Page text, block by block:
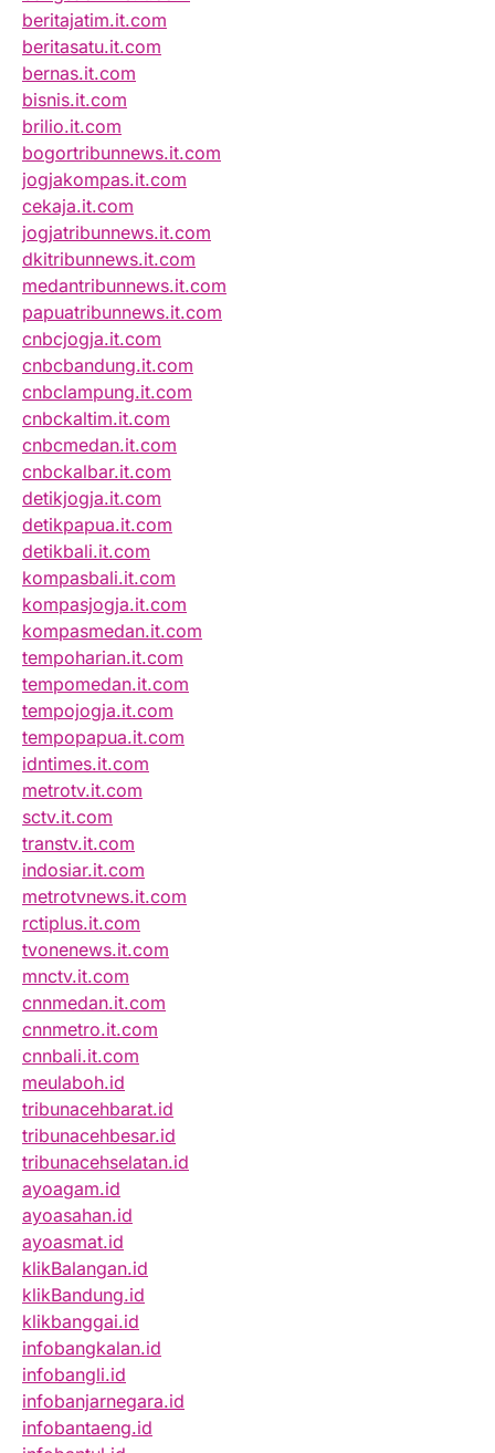
beritajatim.it.com
beritasatu.it.com
bernas.it.com
bisnis.it.com
brilio.it.com
bogortribunnews.it.com
jogjakompas.it.com
cekaja.it.com
jogjatribunnews.it.com
dkitribunnews.it.com
medantribunnews.it.com
papuatribunnews.it.com
cnbcjogja.it.com
cnbcbandung.it.com
cnbclampung.it.com
cnbckaltim.it.com
cnbcmedan.it.com
cnbckalbar.it.com
detikjogja.it.com
detikpapua.it.com
detikbali.it.com
kompasbali.it.com
kompasjogja.it.com
kompasmedan.it.com
tempoharian.it.com
tempomedan.it.com
tempojogja.it.com
tempopapua.it.com
idntimes.it.com
metrotv.it.com
sctv.it.com
transtv.it.com
indosiar.it.com
metrotvnews.it.com
rctiplus.it.com
tvonenews.it.com
mnctv.it.com
cnnmedan.it.com
cnnmetro.it.com
cnnbali.it.com
meulaboh.id
tribunacehbarat.id
tribunacehbesar.id
tribunacehselatan.id
ayoagam.id
ayoasahan.id
ayoasmat.id
klikBalangan.id
klikBandung.id
klikbanggai.id
infobangkalan.id
infobangli.id
infobanjarnegara.id
infobantaeng.id